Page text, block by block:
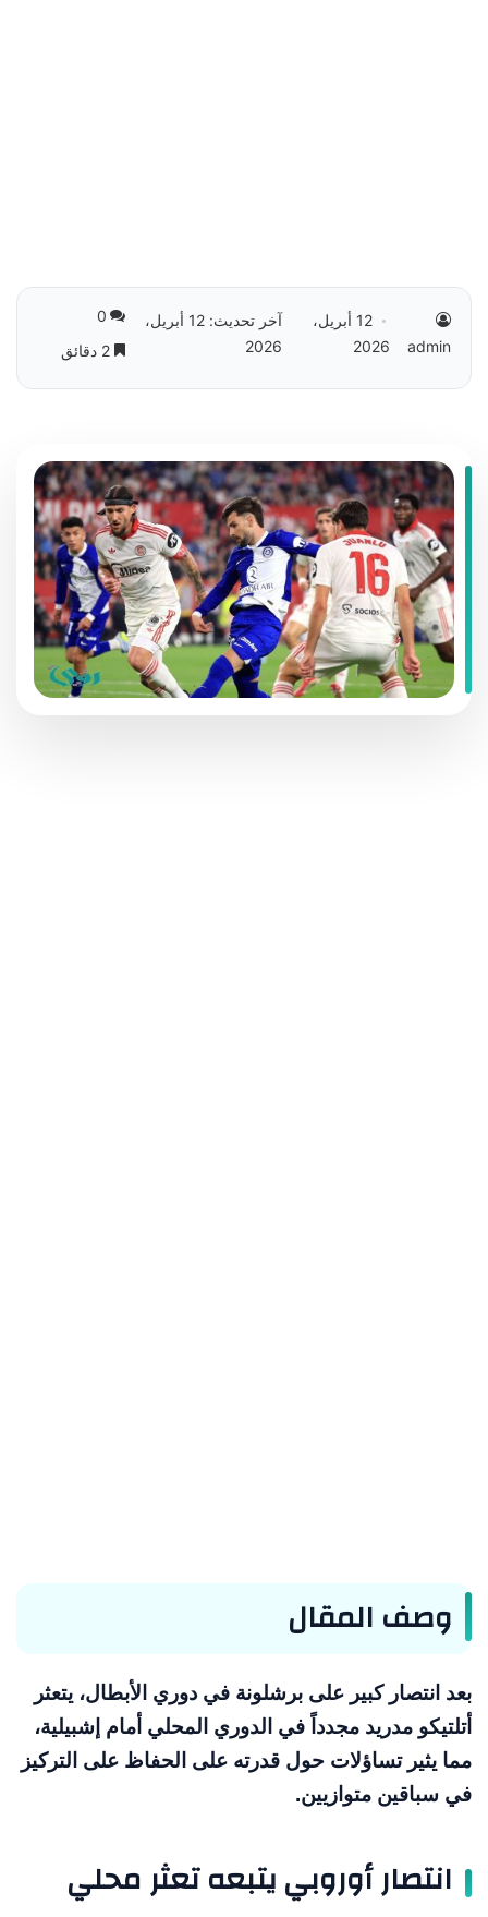
admin
12 أبريل،
2026
آخر تحديث: 12 أبريل،
2026
0
2 دقائق
وصف المقال
بعد انتصار كبير على برشلونة في دوري الأبطال، يتعثر
أتلتيكو مدريد مجدداً في الدوري المحلي أمام إشبيلية،
مما يثير تساؤلات حول قدرته على الحفاظ على التركيز
في سباقين متوازيين.
انتصار أوروبي يتبعه تعثر محلي